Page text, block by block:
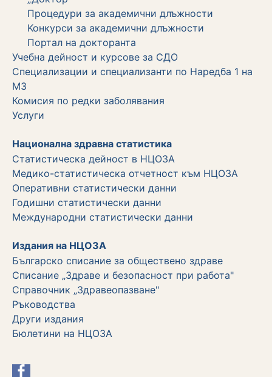
Процедури за академични длъжности
Koнкурси за академични длъжности
Портал на докторанта
Учебна дейност и курсове за СДО
Специализации и специализанти по Наредба 1 на
МЗ
Комисия по редки заболявания
Услуги
Национална здравна статистика
Статистическа дейност в НЦОЗА
Медико-статистическа отчетност към НЦОЗА
Оперативни статистически данни
Годишни статистически данни
Международни статистически данни
Издания на НЦОЗА
Българско списание за обществено здраве
Списание „Здраве и безопасност при работа"
Справочник „Здравеопазване"
Ръководства
Други издания
Бюлетини на НЦОЗА